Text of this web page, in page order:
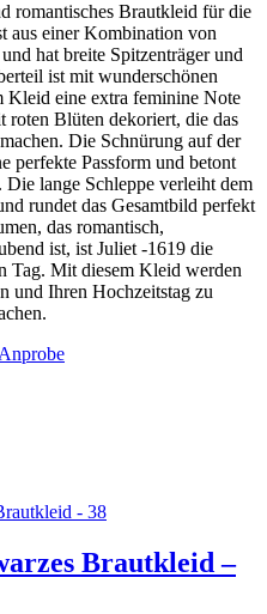
romantisches Brautkleid für die
aus einer Kombination von
hat breite Spitzenträger und
ist mit wunderschönen
Kleid eine extra feminine Note
roten Blüten dekoriert, die das
Die Schnürung auf der
perfekte Passform und betont
lange Schleppe verleiht dem
rundet das Gesamtbild perfekt
das romantisch,
ist, ist Juliet -1619 die
Tag. Mit diesem Kleid werden
und Ihren Hochzeitstag zu
Brautkleid –